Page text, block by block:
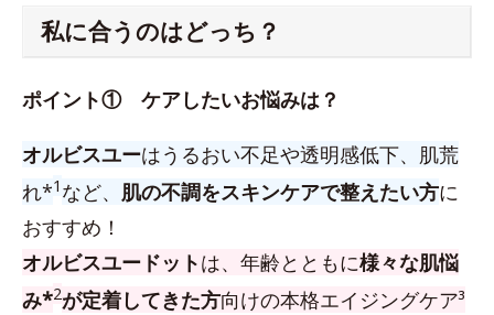
私に合うのはどっち？
ポイント① ケアしたいお悩みは？
オルビスユーはうるおい不足や透明感低下、肌荒
れ*1 など、 肌の不調をスキンケアで整えたい方に
おすすめ！
オルビスユードットは、年齢とともに様々な肌悩
み*2が定着してきた方向けの本格エイジングケア³